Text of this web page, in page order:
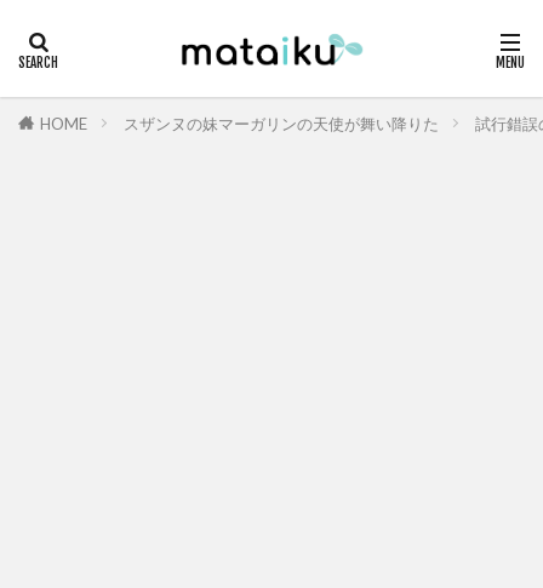
HOME スザンヌの妹マーガリンの天使が舞い降りた 試行錯誤